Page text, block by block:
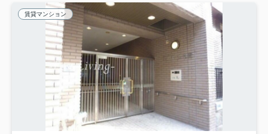
賃貸マンション